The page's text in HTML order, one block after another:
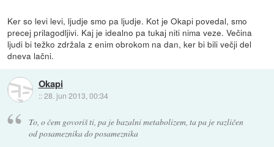
Ker so levi levi, ljudje smo pa ljudje. Kot je Okapi povedal, smo
precej prilagodljivi. Kaj je idealno pa tukaj niti nima veze. Večina
ljudi bi težko zdržala z enim obrokom na dan, ker bi bili večji del
dneva lačni.
Okapi
::28. jun 2013, 00:34
To, o čem govoriš ti, pa je bazalni metabolizem, ta pa je različen
od posameznika do posameznika